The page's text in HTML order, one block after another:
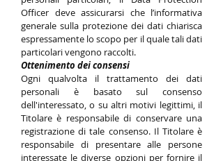
Officer deve assicurarsi che l’informativa
generale sulla protezione dei dati chiarisca
espressamente lo scopo per il quale tali dati
particolari vengono raccolti.
Ottenimento dei consensi
Ogni qualvolta il trattamento dei dati
personali è basato sul consenso
dell'interessato, o su altri motivi legittimi, il
Titolare è responsabile di conservare una
registrazione di tale consenso. Il Titolare è
responsabile di presentare alle persone
interessate le diverse opzioni per fornire il